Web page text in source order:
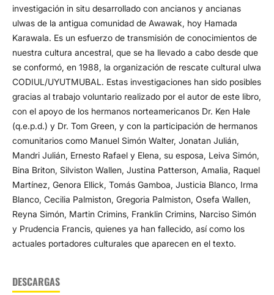
investigación in situ desarrollado con ancianos y ancianas
ulwas de la antigua comunidad de Awawak, hoy Hamada
Karawala. Es un esfuerzo de transmisión de conocimientos de
nuestra cultura ancestral, que se ha llevado a cabo desde que
se conformó, en 1988, la organización de rescate cultural ulwa
CODIUL/UYUTMUBAL. Estas investigaciones han sido posibles
gracias al trabajo voluntario realizado por el autor de este libro,
con el apoyo de los hermanos norteamericanos Dr. Ken Hale
(q.e.p.d.) y Dr. Tom Green, y con la participación de hermanos
comunitarios como Manuel Simón Walter, Jonatan Julián,
Mandri Julián, Ernesto Rafael y Elena, su esposa, Leiva Simón,
Bina Briton, Silviston Wallen, Justina Patterson, Amalia, Raquel
Martínez, Genora Ellick, Tomás Gamboa, Justicia Blanco, Irma
Blanco, Cecilia Palmiston, Gregoria Palmiston, Osefa Wallen,
Reyna Simón, Martin Crimins, Franklin Crimins, Narciso Simón
y Prudencia Francis, quienes ya han fallecido, así como los
actuales portadores culturales que aparecen en el texto.
DESCARGAS